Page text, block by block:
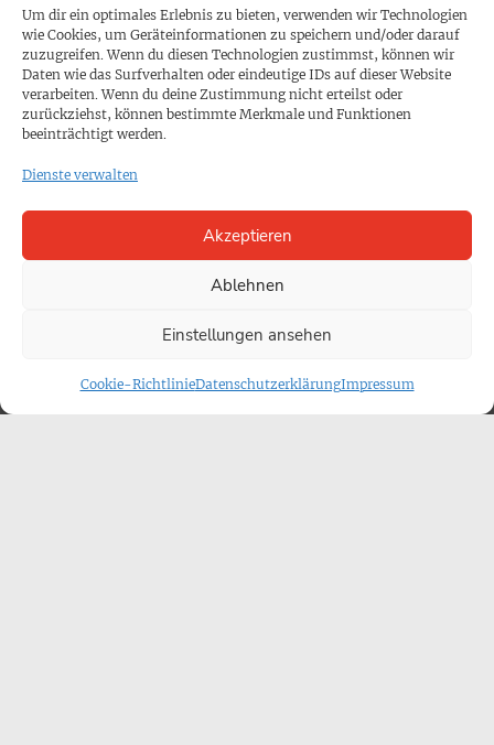
Um dir ein optimales Erlebnis zu bieten, verwenden wir Technologien
wie Cookies, um Geräteinformationen zu speichern und/oder darauf
zuzugreifen. Wenn du diesen Technologien zustimmst, können wir
Daten wie das Surfverhalten oder eindeutige IDs auf dieser Website
verarbeiten. Wenn du deine Zustimmung nicht erteilst oder
zurückziehst, können bestimmte Merkmale und Funktionen
beeinträchtigt werden.
Dienste verwalten
Akzeptieren
Ablehnen
Einstellungen ansehen
Cookie-RichtlinieDatenschutzerklärungImpressum
Kirche verliert weiter Mitglieder
Der Mitgliederschwund innerhalb der Evangelischen
Kirche hält weiter an. Nun hat die Kirche einen
Schuldigen ausgemacht.